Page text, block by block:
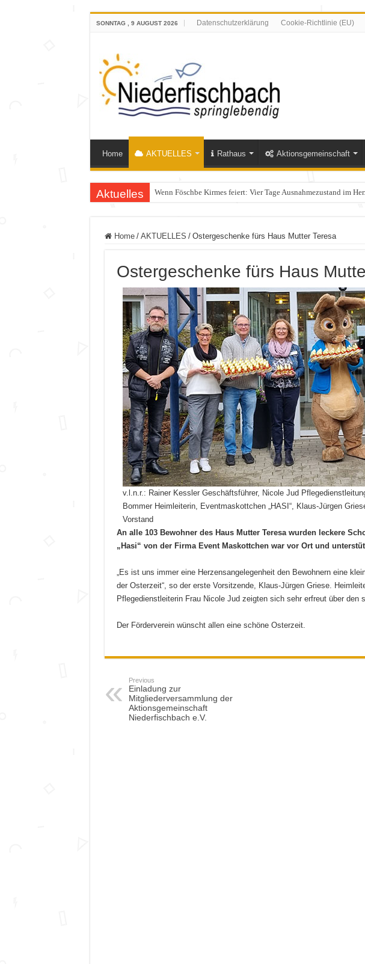
SONNTAG , 9 AUGUST 2026 Datenschutzerklärung Cookie-Richtlinie (EU)
Home AKTUELLES Rathaus Aktionsgemeinschaft
Aktuelles Wenn Föschbe Kirmes feiert: Vier Tage Ausnahmezustand im
Polizeieinsatz nach Verkehrskontrolle im Bereich
Home / AKTUELLES / Ostergeschenke fürs Haus Mutter Teresa
Ostergeschenke fürs Haus
v.l.n.r.: Rainer Kessler Geschäftsführer, Nicole Jud
Bommer Heimleiterin, Eventmaskottchen „HASI“, Klaus-Jürgen
Vorstand
An alle 103 Bewohner des Haus Mutter Teresa wurden leckere
„Hasi“ von der Firma Event Maskottchen war vor Ort und
„Es ist uns immer eine Herzensangelegenheit den Bewohnern eine
der Osterzeit“, so der erste Vorsitzende, Klaus-Jürgen Griese.
Pflegedienstleiterin Frau Nicole Jud zeigten sich sehr erfreut über den
Der Förderverein wünscht allen eine schöne Osterzeit.
Previous
Einladung zur
Mitgliederversammlung der
Aktionsgemeinschaft
Niederfischbach e.V.